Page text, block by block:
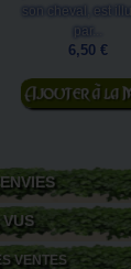
son cheval, est
par...
6,50 €
Ajouter au
panier
VENTES